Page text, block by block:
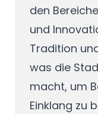
den
und
Tradition
was die
macht, um
Einklang zu